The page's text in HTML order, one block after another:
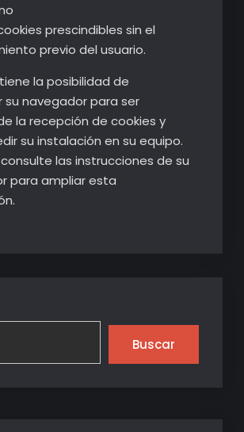
prescindibles sin el
previo del usuario.
la posibilidad de
su navegador para ser
la recepción de cookies y
su instalación en su equipo.
las instrucciones de su
para ampliar esta
Buscar